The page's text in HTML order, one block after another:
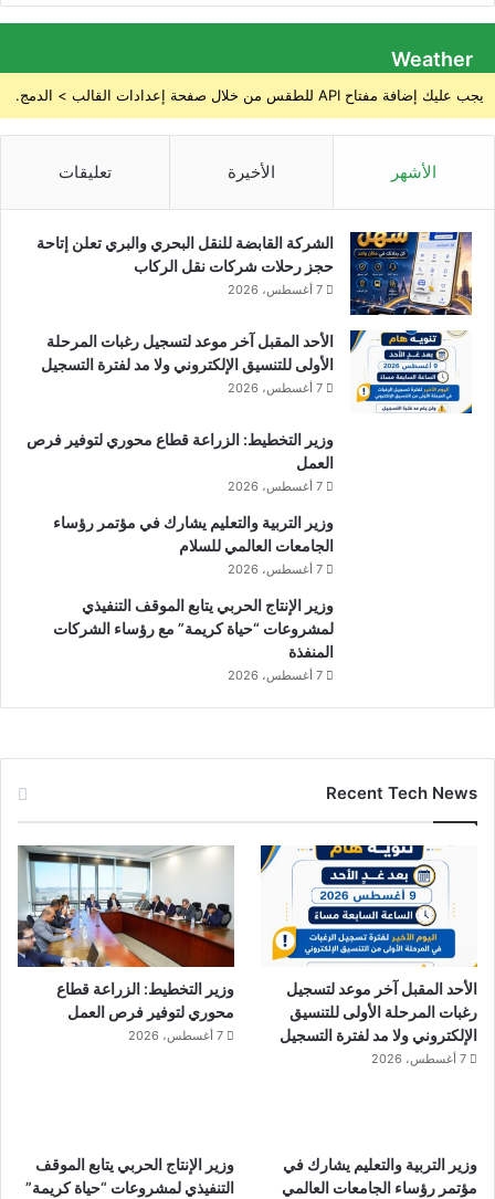
Weather
يجب عليك إضافة مفتاح API للطقس من خلال صفحة إعدادات القالب > الدمج.
الأشهر الأخيرة تعليقات
الشركة القابضة للنقل البحري والبري تعلن إتاحة
حجز رحلات شركات نقل الركاب
7 أغسطس، 2026
الأحد المقبل آخر موعد لتسجيل رغبات المرحلة
الأولى للتنسيق الإلكتروني ولا مد لفترة التسجيل
7 أغسطس، 2026
وزير التخطيط: الزراعة قطاع محوري لتوفير فرص
العمل
7 أغسطس، 2026
وزير التربية والتعليم يشارك في مؤتمر رؤساء
الجامعات العالمي للسلام
7 أغسطس، 2026
وزير الإنتاج الحربي يتابع الموقف التنفيذي
لمشروعات “حياة كريمة” مع رؤساء الشركات
المنفذة
7 أغسطس، 2026
Recent Tech News
الأحد المقبل آخر موعد لتسجيل
رغبات المرحلة الأولى للتنسيق
الإلكتروني ولا مد لفترة التسجيل
7 أغسطس، 2026
وزير التخطيط: الزراعة قطاع
محوري لتوفير فرص العمل
7 أغسطس، 2026
وزير التربية والتعليم يشارك في
مؤتمر رؤساء الجامعات العالمي
وزير الإنتاج الحربي يتابع الموقف
التنفيذي لمشروعات “حياة كريمة”